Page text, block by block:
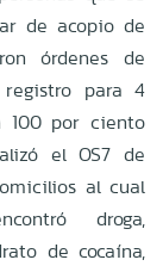
de acopio de
órdenes de
para 4
100 por ciento
el OS7 de
al cual
droga,
de cocaína,